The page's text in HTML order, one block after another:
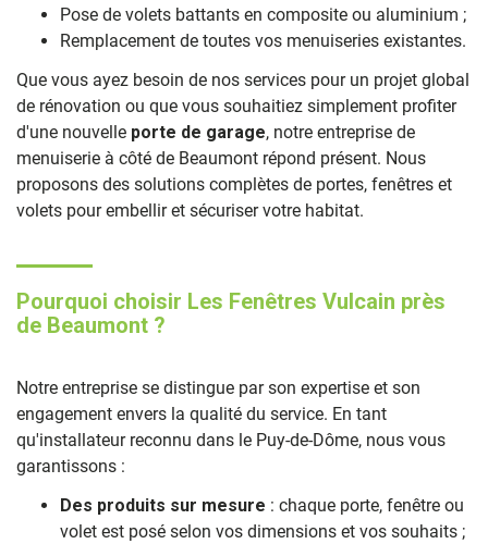
Pose de volets battants en composite ou aluminium ;
Remplacement de toutes vos menuiseries existantes.
Que vous ayez besoin de nos services pour un projet global
de rénovation ou que vous souhaitiez simplement profiter
d'une nouvelle porte de garage, notre entreprise de
menuiserie à côté de Beaumont répond présent. Nous
proposons des solutions complètes de portes, fenêtres et
volets pour embellir et sécuriser votre habitat.
Pourquoi choisir Les Fenêtres Vulcain près
de Beaumont ?
Notre entreprise se distingue par son expertise et son
engagement envers la qualité du service. En tant
qu'installateur reconnu dans le Puy-de-Dôme, nous vous
garantissons :
Des produits sur mesure : chaque porte, fenêtre ou
volet est posé selon vos dimensions et vos souhaits ;